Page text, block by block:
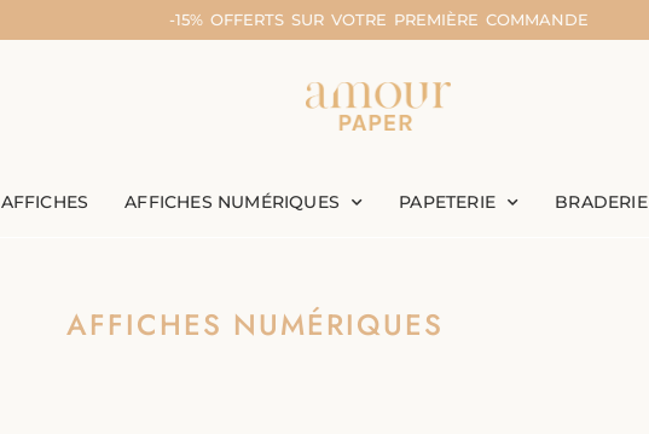
-15% OFFERTS SUR VOTRE PREMIÈRE COMMANDE
AFFICHES AFFICHES NUMÉRIQUES PAPETERIE BRADERIE
AFFICHES NUMÉRIQUES